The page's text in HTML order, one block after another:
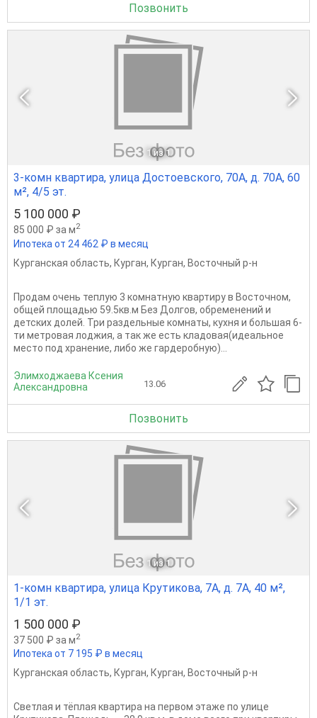
Позвонить
1 из 1
3-комн квартира, улица Достоевского, 70А, д. 70А, 60
м², 4/5 эт.
5 100 000 ₽
85 000 ₽ за м2
Ипотека от 24 462 ₽ в месяц
Курганская область, Курган, Курган, Восточный р-н
Продам очень теплую 3 комнатную квартиру в Восточном,
общей площадью 59.5кв.м Без Долгов, обременений и
детских долей. Три раздельные комнаты, кухня и большая 6-
ти метровая лоджия, а так же есть кладовая(идеальное
место под хранение, либо же гардеробную)...
Элимходжаева Ксения
Александровна
13.06
Позвонить
1 из 1
1-комн квартира, улица Крутикова, 7А, д. 7А, 40 м²,
1/1 эт.
1 500 000 ₽
37 500 ₽ за м2
Ипотека от 7 195 ₽ в месяц
Курганская область, Курган, Курган, Восточный р-н
Светлая и тёплая квартира на первом этаже по улице